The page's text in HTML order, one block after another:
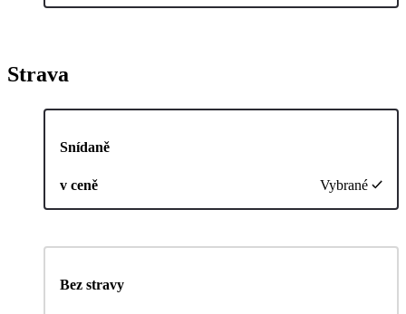
Strava
Snídaně
v ceně Vybrané
Bez stravy